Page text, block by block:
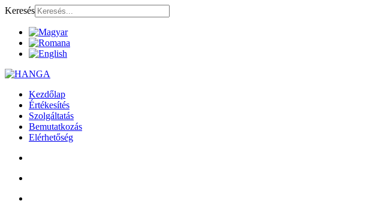
Keresés
Kezdőlap
Értékesítés
Szolgáltatás
Bemutatkozás
Elérhetőség